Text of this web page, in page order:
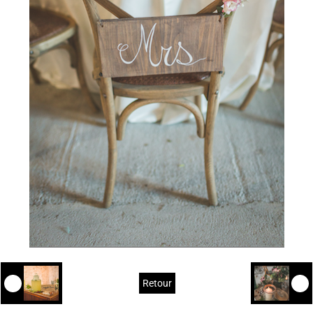
Retour